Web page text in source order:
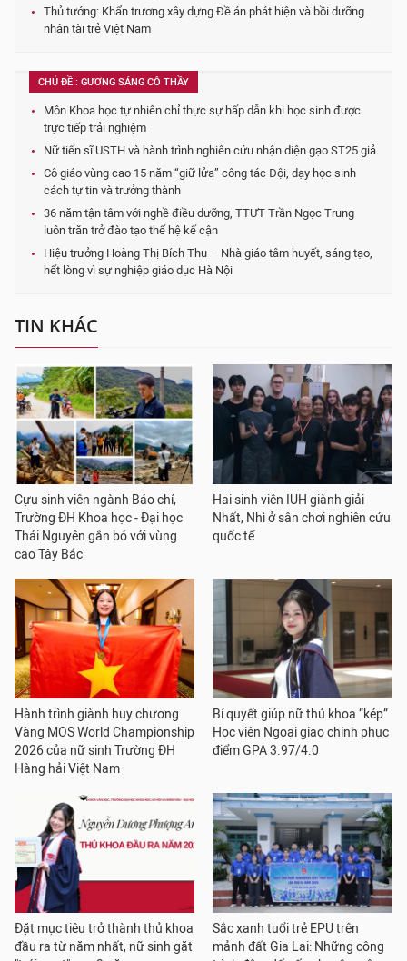
Thủ tướng: Khẩn trương xây dựng Đề án phát hiện và bồi dưỡng
nhân tài trẻ Việt Nam
CHỦ ĐỀ : GƯƠNG SÁNG CÔ THẦY
Môn Khoa học tự nhiên chỉ thực sự hấp dẫn khi học sinh được
trực tiếp trải nghiệm
Nữ tiến sĩ USTH và hành trình nghiên cứu nhận diện gạo ST25 giả
Cô giáo vùng cao 15 năm “giữ lửa” công tác Đội, dạy học sinh
cách tự tin và trưởng thành
36 năm tận tâm với nghề điều dưỡng, TTƯT Trần Ngọc Trung
luôn trăn trở đào tạo thế hệ kế cận
Hiệu trưởng Hoàng Thị Bích Thu – Nhà giáo tâm huyết, sáng tạo,
hết lòng vì sự nghiệp giáo dục Hà Nội
TIN KHÁC
Cựu sinh viên ngành Báo chí,
Trường ĐH Khoa học - Đại học
Thái Nguyên gắn bó với vùng
cao Tây Bắc
Hai sinh viên IUH giành giải
Nhất, Nhì ở sân chơi nghiên cứu
quốc tế
Hành trình giành huy chương
Vàng MOS World Championship
2026 của nữ sinh Trường ĐH
Hàng hải Việt Nam
Bí quyết giúp nữ thủ khoa “kép”
Học viện Ngoại giao chinh phục
điểm GPA 3.97/4.0
Đặt mục tiêu trở thành thủ khoa
đầu ra từ năm nhất, nữ sinh gặt
Sắc xanh tuổi trẻ EPU trên
mảnh đất Gia Lai: Những công